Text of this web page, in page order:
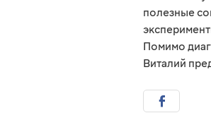
полезные
Помимо
Виталий